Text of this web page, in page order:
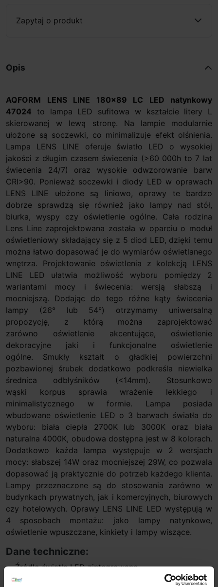
Zapytaj o produkt
Opis
AQFORM LENS LINE 180x89 LC LED natynkowy
47024 to lampa LED sufitowa w kształcie litery L
skierowanej w lewą stronę. Na lampie modularnie
ułożone są soczewki, co minimalizuje efekt olśnienia.
Lampa LENS LINE oferuje światło LED o wysokiej
jakości z długim czasem świecenia (>60 000h to 7 lat
świecenia 24/7) oraz wysokie odwzorowanie barw
CRI>90. Ponieważ soczewki i diody LED w oprawach
LENS LINE ułożone są liniowo, oprawy te bardzo
dobrze sprawdzą się również jako lampy nad stół,
biurka, wyspy czy oświetlenie ogólne. Cała rodzina
Lens Line zaprojektowana została w oparciu o moduł
oświetleniowy składający się z 5 diod LED, dzięki temu
można łatwo dopasować je do wymiarów oświetlanego
wnętrza. Projektowanie oświetlenia z kolekcją LENS
LINE LED ułatwia możliwość wyboru pomiędzy 2
wariantami mocy i świecenia: wersją słabszą i
mocniejszą. Dodając do tego różne kąty świecenia
lampy (26° lub 54°) otrzymamy uniwersalną
propozycję, z którą można zaprojektować
zarówno oświetlenie akcentujące, oświetlenie
dekoracyjne jaki i funkcjonalne oświetlenie
ogólne. Smukły kształt o gładkiej powierzchni
pozbawionej śrubek dodatkowo podkreśla niewielka
średnica odbłyśników (<14mm). Stosunkowo
wąski korpus sprawia wrażenie lekkiego i
minimalistycznego w formie. Lampa posiada
wbudowane oświetlenie LED o 3 barwach światła do
wyboru: biała ciepła 2700K lub 3000K oraz biała
naturalna 4000K, obudowa dostępna jest w 8 kolorach.
Dodatkowo każda lampa występuje w 2 wersjach
mocy: słabszej 14W oraz mocniejszej 29W, co pozwala
dopasować ją praktycznie do potrzeb każdego klienta.
Lampy przeznaczone są do stosowania zarówno w
budynkach prywatnych, jak i komercyjnych, biurowych
czy hotelowych. Oprawy LENS LINE LED występują w
4 sposobach montażu: jako lampy natynkowe,
oświetlenie wpuszczane, kinkiety i lampy wiszące.
Dane techniczne:
Źródło światła LED zintegrowane
Zasilanie wejściowe 230V